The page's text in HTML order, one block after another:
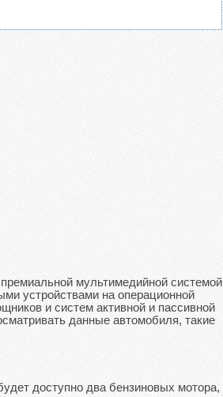
мультимедийной системой
устройствами на операционной
и систем активной и пассивной
данные автомобиля, такие
доступно два бензиновых мотора,